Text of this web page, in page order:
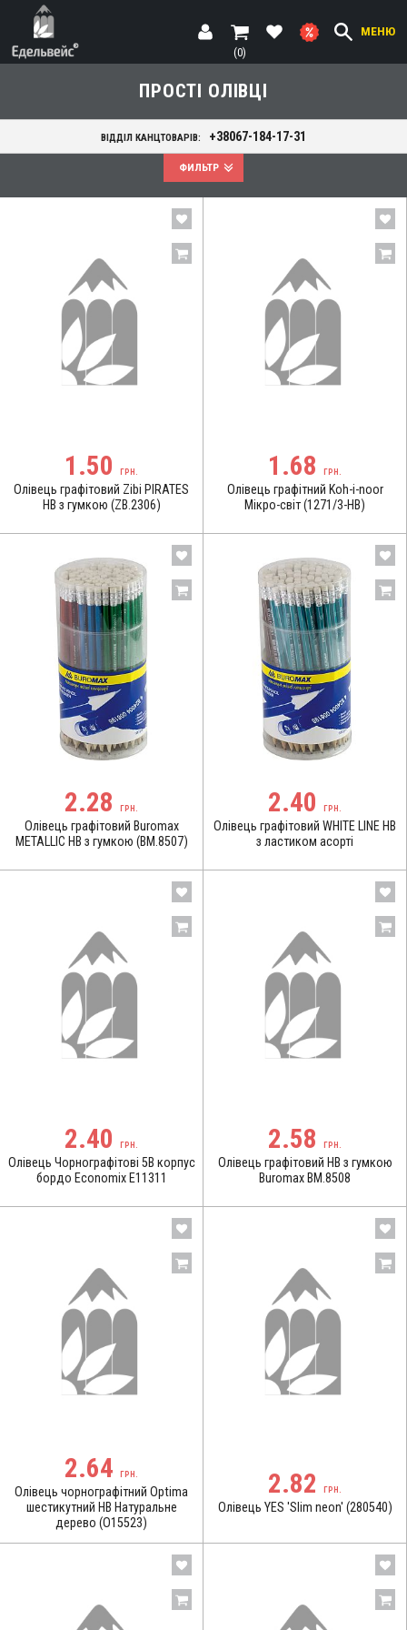
МЕНЮ
(0)
ПРОСТІ ОЛІВЦІ
ВІДДІЛ КАНЦТОВАРІВ: +38067-184-17-31
ФИЛЬТР
1.50 ГРН.
Олівець графітовий Zibi PIRATES
HB з гумкою (ZB.2306)
1.68 ГРН.
Олівець графітний Koh-i-noor
Мікро-світ (1271/3-НВ)
2.28 ГРН.
Олівець графітовий Buromax
METALLIC НВ з гумкою (BM.8507)
2.40 ГРН.
Олівець графітовий WHITE LINE НВ
з ластиком асорті
2.40 ГРН.
Олівець Чорнографітові 5В корпус
бордо Economix E11311
2.58 ГРН.
Олівець графітовий НВ з гумкою
Buromax BM.8508
2.64 ГРН.
Олівець чорнографітний Optima
шестикутний HB Натуральне
дерево (O15523)
2.82 ГРН.
Олівець YES 'Slim neon' (280540)